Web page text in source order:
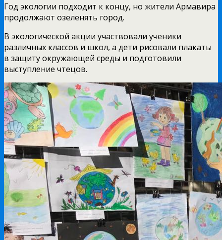
Год экологии подходит к концу, но жители Армавира
продолжают озеленять город.
В экологической акции участвовали ученики
различных классов и школ, а дети рисовали плакаты
в защиту окружающей среды и подготовили
выступление чтецов.